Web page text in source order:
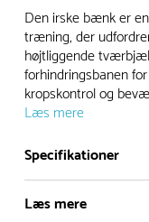
Vi har et stort og
med mere end
omgående levering.
- Leveringstiden på
hverdage
- Leveringstiden på
ved bestilling
- I tilfælde af
Den irske bænk er
træning, der
højtliggende
forhindringsbanen
kropskontrol og
Læs mere
Specifikationer
Læs mere